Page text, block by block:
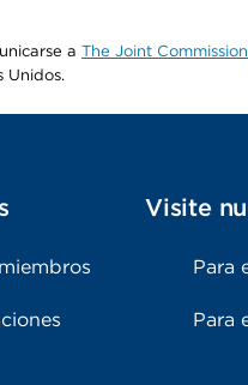
a The Joint Commission
Unidos.
Visite
Para
Para